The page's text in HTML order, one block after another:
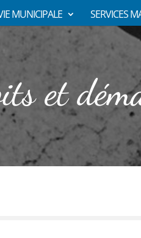
MUNICIPALE SERVICES
et